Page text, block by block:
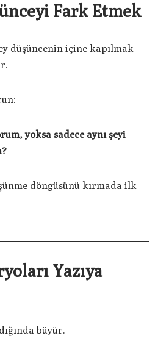
Fark Etmek
düşüncenin içine kapılmak
yoksa sadece aynı şeyi
döngüsünü kırmada ilk
Yazıya
büyür.